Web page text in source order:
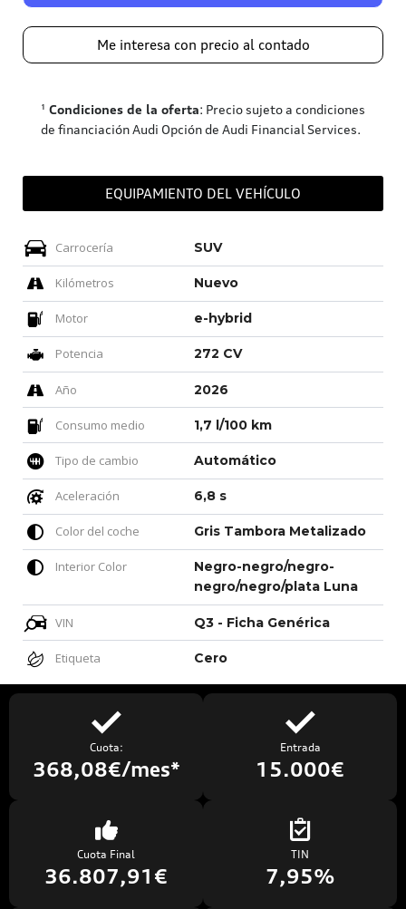
Me interesa con precio al contado
¹ Condiciones de la oferta: Precio sujeto a condiciones
de financiación Audi Opción de Audi Financial Services.
EQUIPAMIENTO DEL VEHÍCULO
Carrocería SUV
Kilómetros Nuevo
Motor e-hybrid
Potencia 272 CV
Año 2026
Consumo medio 1,7 l/100 km
Tipo de cambio Automático
Aceleración 6,8 s
Color del coche Gris Tambora Metalizado
Interior Color
Negro-negro/negro-
negro/negro/plata Luna
VIN Q3 - Ficha Genérica
Etiqueta Cero
Cuota:
368,08€/mes*
Entrada
15.000€
Cuota Final
36.807,91€
TIN
7,95%